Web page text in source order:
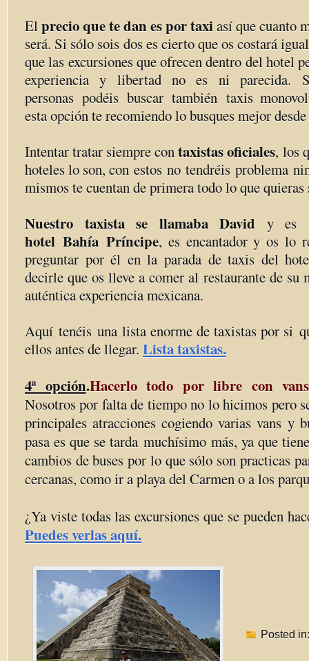
El precio que te dan es por taxiasí que cuanto
será. Si sólo sois dos es cierto que os costará
que las excursiones que ofrecen dentro del hotel
experiencia y libertad no es ni parecida.
personas podéis buscar también taxis
esta opción te recomiendo lo busques mejor
Intentar tratar siempre contaxistas oficiales, los
hoteles lo son, con estos no tendréis problema
mismos te cuentan de primera todo lo que quieras
Nuestro taxista se llamaba David y es
hotel Bahía Príncipe, es encantador y os lo
preguntar por él en la parada de taxis del
decirle que os lleve a comer al restaurante de
auténtica experiencia mexicana.
Aquí tenéis una lista enorme de taxistas por si
ellos antes de llegar. Lista taxistas.
4ª opción.Hacerlo todo por libre con
Nosotros por falta de tiempo no lo hicimos pero
principales atracciones cogiendo varias vans y
pasa es que se tarda muchísimo más, ya que
cambios de buses por lo que sólo son practicas
cercanas, como ir a playa del Carmen o a los
¿Ya viste todas las excursiones que se pueden
Puedes verlas aquí.
Posted